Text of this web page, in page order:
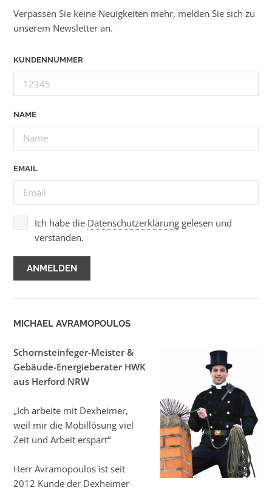
Verpassen Sie keine Neuigkeiten mehr, melden Sie sich zu
unserem Newsletter an.
KUNDENNUMMER
NAME
EMAIL
Ich habe die Datenschutzerklärung gelesen und
verstanden.
MICHAEL AVRAMOPOULOS
Schornsteinfeger-Meister &
Gebäude-Energieberater HWK
aus Herford NRW
„Ich arbeite mit Dexheimer,
weil mir die Mobillösung viel
Zeit und Arbeit erspart“
Herr Avramopoulos ist seit
2012 Kunde der Dexheimer